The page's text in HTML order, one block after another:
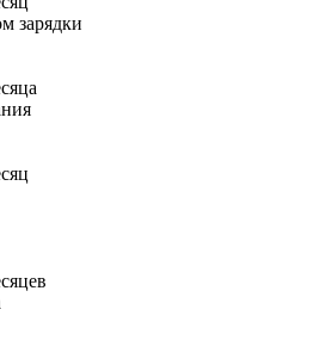
зарядки